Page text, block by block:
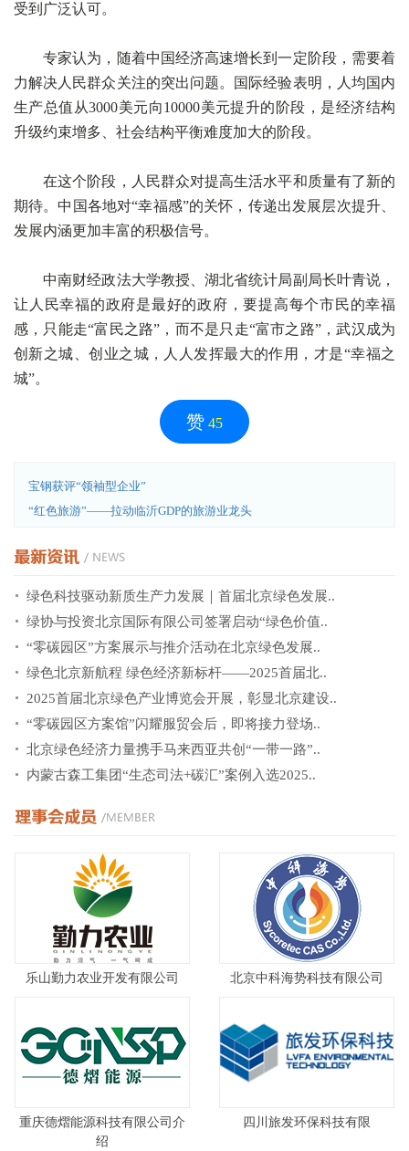
受到广泛认可。
专家认为，随着中国经济高速增长到一定阶段，需要着
力解决人民群众关注的突出问题。国际经验表明，人均国内
生产总值从3000美元向10000美元提升的阶段，是经济结构
升级约束增多、社会结构平衡难度加大的阶段。
在这个阶段，人民群众对提高生活水平和质量有了新的
期待。中国各地对“幸福感”的关怀，传递出发展层次提升、
发展内涵更加丰富的积极信号。
中南财经政法大学教授、湖北省统计局副局长叶青说，
让人民幸福的政府是最好的政府，要提高每个市民的幸福
感，只能走“富民之路”，而不是只走“富市之路”，武汉成为
创新之城、创业之城，人人发挥最大的作用，才是“幸福之
城”。
赞 45
宝钢获评“领袖型企业”
“红色旅游”——拉动临沂GDP的旅游业龙头
绿色科技驱动新质生产力发展｜首届北京绿色发展..
绿协与投资北京国际有限公司签署启动“绿色价值..
“零碳园区”方案展示与推介活动在北京绿色发展..
绿色北京新航程 绿色经济新标杆——2025首届北..
2025首届北京绿色产业博览会开展，彰显北京建设..
“零碳园区方案馆”闪耀服贸会后，即将接力登场..
北京绿色经济力量携手马来西亚共创“一带一路”..
内蒙古森工集团“生态司法+碳汇”案例入选2025..
乐山勤力农业开发有限公司 北京中科海势科技有限公司
重庆德熠能源科技有限公司介
绍
四川旅发环保科技有限